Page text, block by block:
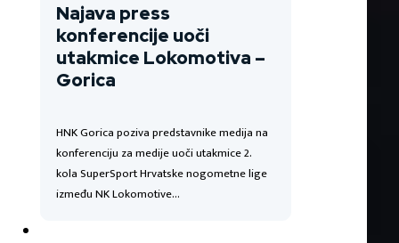
Najava press
konferencije uoči
utakmice Lokomotiva –
Gorica
HNK Gorica poziva predstavnike medija na
konferenciju za medije uoči utakmice 2.
kola SuperSport Hrvatske nogometne lige
između NK Lokomotive…